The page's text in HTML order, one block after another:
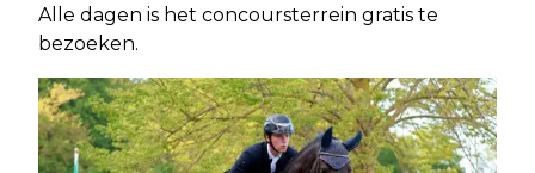
Alle dagen is het concoursterrein gratis te
bezoeken.